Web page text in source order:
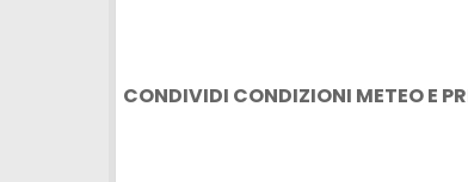
CONDIVIDI CONDIZIONI METEO E